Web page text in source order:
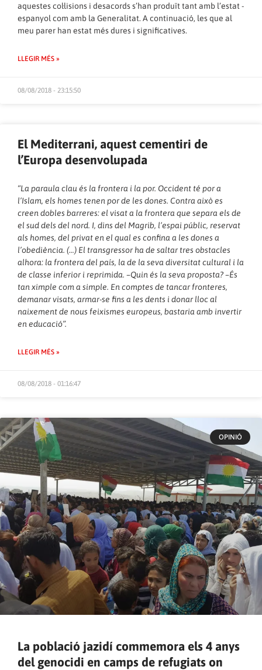
aquestes col·lisions i desacords s’han produït tant amb l’estat ­
espanyol com amb la Generalitat. A continuació, les que al
meu ­parer han estat més dures i sig­nificatives.
LLEGIR MÉS »
08/08/2018 - 23:15:50
El Mediterrani, aquest cementiri de
l’Europa desenvolupada
“La paraula clau és la frontera i la por. Occident té por a
l’Islam, els homes tenen por de les dones. Contra això es
creen dobles barreres: el visat a la frontera que separa els de
el sud dels del nord. I, dins del Magrib, l’espai públic, reservat
als homes, del privat en el qual es confina a les dones a
l’obediència. (…) El transgressor ha de saltar tres obstacles
alhora: la frontera del país, la de la seva diversitat cultural i la
de classe inferior i reprimida. –Quin és la seva proposta? –És
tan ximple com a simple. En comptes de tancar fronteres,
demanar visats, armar-se fins a les dents i donar lloc al
naixement de nous feixismes europeus, bastaria amb invertir
en educació”.
LLEGIR MÉS »
08/08/2018 - 01:16:47
OPINIÓ
La població jazidí commemora els 4 anys
del genocidi en camps de refugiats on